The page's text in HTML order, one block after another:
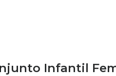
Infantil